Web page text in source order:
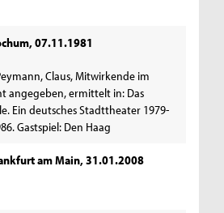
07.11.1981
Claus, Mitwirkende im
angegeben, ermittelt in: Das
Ein deutsches Stadttheater 1979-
Gastspiel: Den Haag
am Main, 31.01.2008